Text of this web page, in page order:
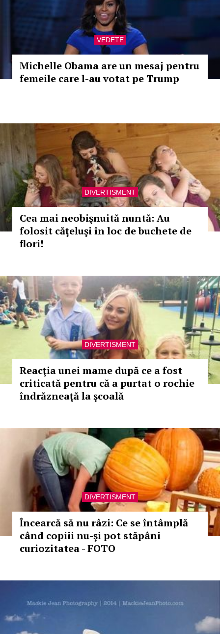
VEDETE
Michelle Obama are un mesaj pentru
femeile care l-au votat pe Trump
DIVERTISMENT
Cea mai neobişnuită nuntă: Au
folosit căţeluşi în loc de buchete de
flori!
DIVERTISMENT
Reacţia unei mame după ce a fost
criticată pentru că a purtat o rochie
îndrăzneaţă la şcoală
DIVERTISMENT
Încearcă să nu râzi: Ce se întâmplă
când copiii nu-şi pot stăpâni
curiozitatea - FOTO